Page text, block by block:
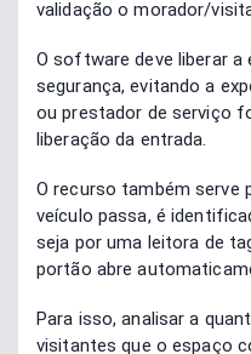
validação o morador/
O software deve liberar a
segurança, evitando a
ou prestador de serviço
liberação da entrada.
O recurso também serve
veículo passa, é
seja por uma leitora de
portão abre
Para isso, analisar a
visitantes que o espaço